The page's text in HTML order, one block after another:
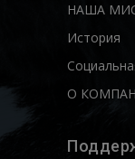
НАША
История
О